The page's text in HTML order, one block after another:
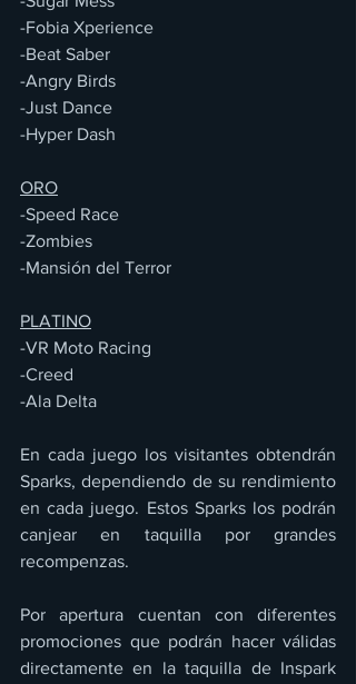
-Fobia Xperience
-Beat Saber
-Angry Birds
-Just Dance
-Hyper Dash
ORO
-Speed Race
-Zombies
-Mansión del Terror
PLATINO
-VR Moto Racing
-Creed
-Ala Delta
En cada juego los visitantes obtendrán
Sparks, dependiendo de su rendimiento
en cada juego. Estos Sparks los podrán
canjear en taquilla por grandes
recompenzas.
Por apertura cuentan con diferentes
promociones que podrán hacer válidas
directamente en la taquilla de Inspark